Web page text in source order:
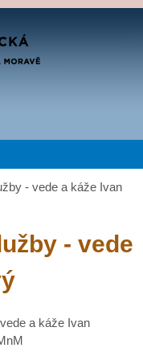
- vede a káže Ivan
- vede
a káže Ivan